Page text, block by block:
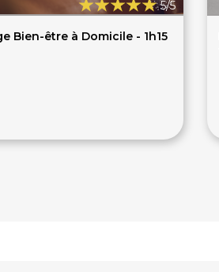
5/5
Bien-être à Domicile - 1h15